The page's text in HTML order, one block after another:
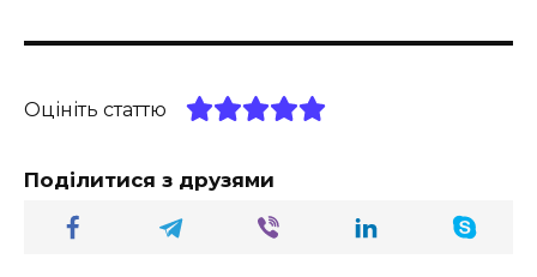
Оцініть статтю
Поділитися з друзями